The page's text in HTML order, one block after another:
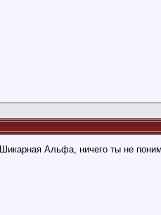
Шикарная Альфа, ничего ты не